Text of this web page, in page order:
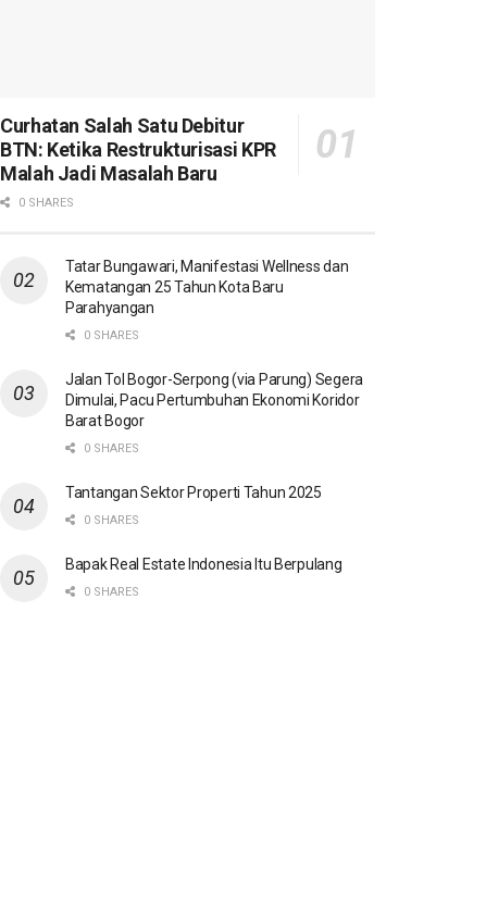
Curhatan Salah Satu Debitur
BTN: Ketika Restrukturisasi KPR
Malah Jadi Masalah Baru
0 SHARES
Tatar Bungawari, Manifestasi Wellness dan
Kematangan 25 Tahun Kota Baru
Parahyangan
0 SHARES
Jalan Tol Bogor-Serpong (via Parung) Segera
Dimulai, Pacu Pertumbuhan Ekonomi Koridor
Barat Bogor
0 SHARES
Tantangan Sektor Properti Tahun 2025
0 SHARES
Bapak Real Estate Indonesia Itu Berpulang
0 SHARES